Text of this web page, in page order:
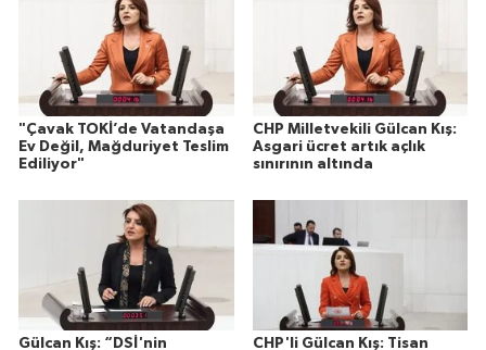
"Çavak TOKİ’de Vatandaşa
Ev Değil, Mağduriyet Teslim
Ediliyor"
CHP Milletvekili Gülcan Kış:
Asgari ücret artık açlık
sınırının altında
Gülcan Kış: “DSİ'nin
CHP'li Gülcan Kış: Tisan